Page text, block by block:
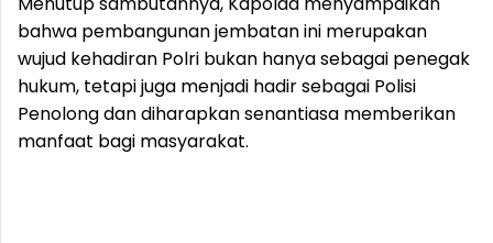
bahwa pembangunan jembatan ini merupakan
wujud kehadiran Polri bukan hanya sebagai penegak
hukum, tetapi juga menjadi hadir sebagai Polisi
Penolong dan diharapkan senantiasa memberikan
manfaat bagi masyarakat.